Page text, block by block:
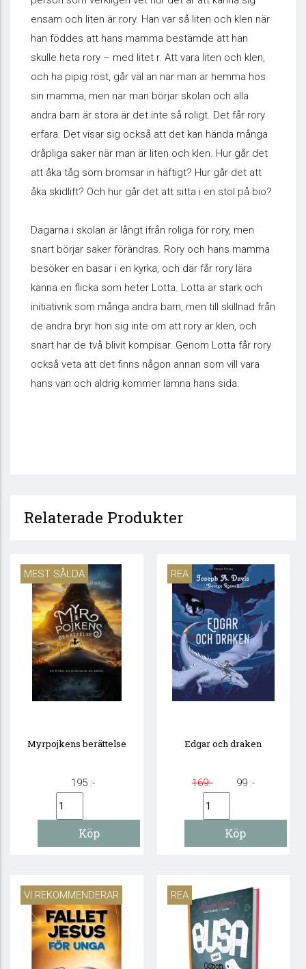
ensam och liten är rory. Han var så liten och klen när
han föddes att hans mamma bestämde att han
skulle heta rory – med litet r. Att vara liten och klen,
och ha pipig röst, går väl an när man är hemma hos
sin mamma, men när man börjar skolan och alla
andra barn är stora är det inte så roligt. Det får rory
erfara. Det visar sig också att det kan hända många
dråpliga saker när man är liten och klen. Hur går det
att åka tåg som bromsar in häftigt? Hur går det att
åka skidlift? Och hur går det att sitta i en stol på bio?
Dagarna i skolan är långt ifrån roliga för rory, men
snart börjar saker förändras. Rory och hans mamma
besöker en basar i en kyrka, och där får rory lära
känna en flicka som heter Lotta. Lotta är stark och
initiativrik som många andra barn, men till skillnad från
de andra bryr hon sig inte om att rory är klen, och
snart har de två blivit kompisar. Genom Lotta får rory
också veta att det finns någon annan som vill vara
hans vän och aldrig kommer lämna hans sida.
Relaterade Produkter
MEST SÅLDA
Myrpojkens berättelse
195 :-
REA
Edgar och draken
169:- 99 :-
VI REKOMMENDERAR REA